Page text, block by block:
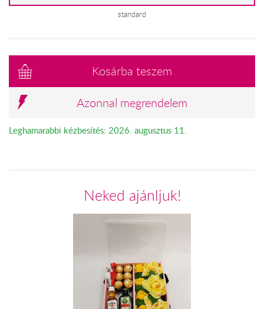
standard
Kosárba teszem
Azonnal megrendelem
Leghamarabbi kézbesítés: 2026. augusztus 11.
Neked ajánljuk!